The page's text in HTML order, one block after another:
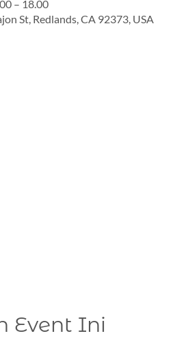
– 18.00
St, Redlands, CA 92373, USA
Event Ini